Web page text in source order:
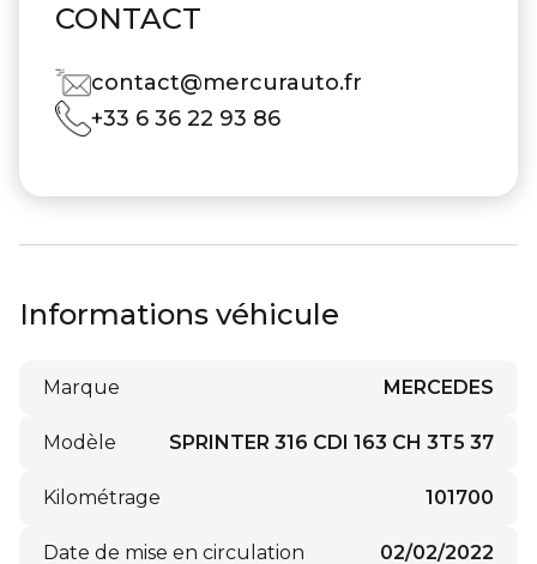
CONTACT
contact@mercurauto.fr
+33 6 36 22 93 86
Informations véhicule
Marque MERCEDES
Modèle SPRINTER 316 CDI 163 CH 3T5 37
Kilométrage 101700
Date de mise en circulation 02/02/2022